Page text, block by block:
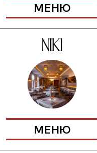
МЕНЮ
Niki
МЕНЮ